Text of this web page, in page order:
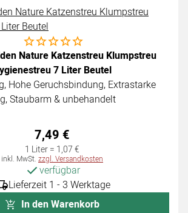
Noch keine Bewertungen abgegeben
Nature Katzenstreu Klumpstreu
7 Liter Beutel
Hohe Geruchs­bindung, Extra­starke
Staubarm & unbehandelt
7,49 €
1 Liter = 1,07€
Steuerhinweis:
inkl. MwSt. zzgl. Versandkosten
verfügbar
Lieferzeit 1 - 3 Werktage
In den Warenkorb